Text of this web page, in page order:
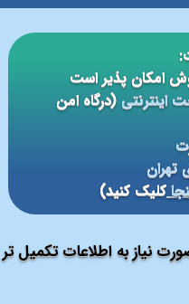
نیاز به اطلاعات تکمیل تر
اینترنتی(درگاه امن
تهران
کلیک کنید)